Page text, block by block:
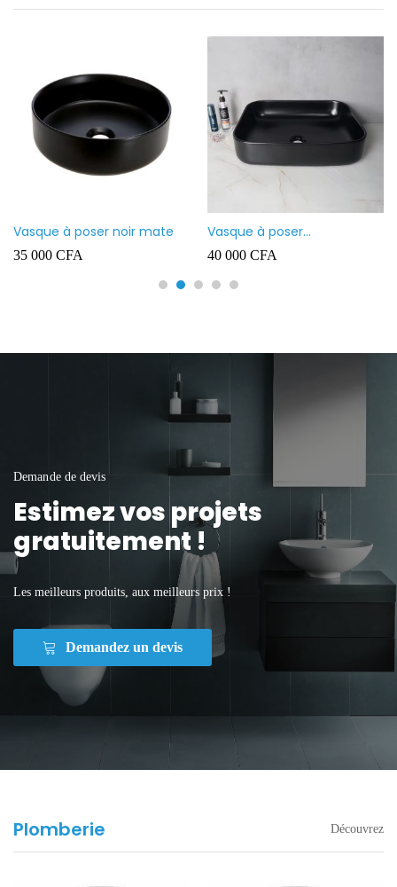
Vasque à poser noir mate
35 000 CFA
Vasque à poser
rectangulaire noir mate
40 000 CFA
Demande de devis
Estimez vos projets
gratuitement !
Les meilleurs produits, aux meilleurs prix !
Demandez un devis
Plomberie Découvrez